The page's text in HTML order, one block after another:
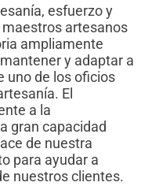
esfuerzo y
artesanos
ampliamente
y adaptar a
uno de los oficios
El
a la
gran capacidad
de nuestra
para ayudar a
nuestros clientes.